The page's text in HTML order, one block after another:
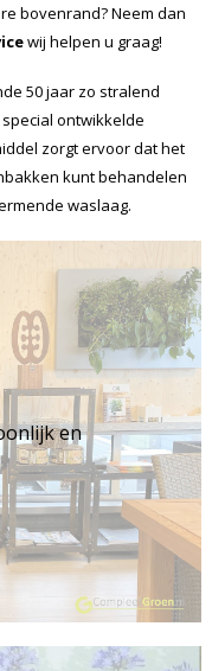
bovenrand? Neem dan
wij helpen u graag!
50 jaar zo stralend
ontwikkelde
zorgt ervoor dat het
kunt behandelen
waslaag.
en